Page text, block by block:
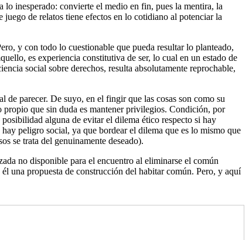
inesperado: convierte el medio en fin, pues la mentira, la
de relatos tiene efectos en lo cotidiano al potenciar la
y con todo lo cuestionable que pueda resultar lo planteado,
es experiencia constitutiva de ser, lo cual en un estado de
social sobre derechos, resulta absolutamente reprochable,
parecer. De suyo, en el fingir que las cosas son como su
propio que sin duda es mantener privilegios. Condición, por
alguna de evitar el dilema ético respecto si hay
peligro social, ya que bordear el dilema que es lo mismo que
se trata del genuinamente deseado).
no disponible para el encuentro al eliminarse el común
una propuesta de construcción del habitar común. Pero, y aquí